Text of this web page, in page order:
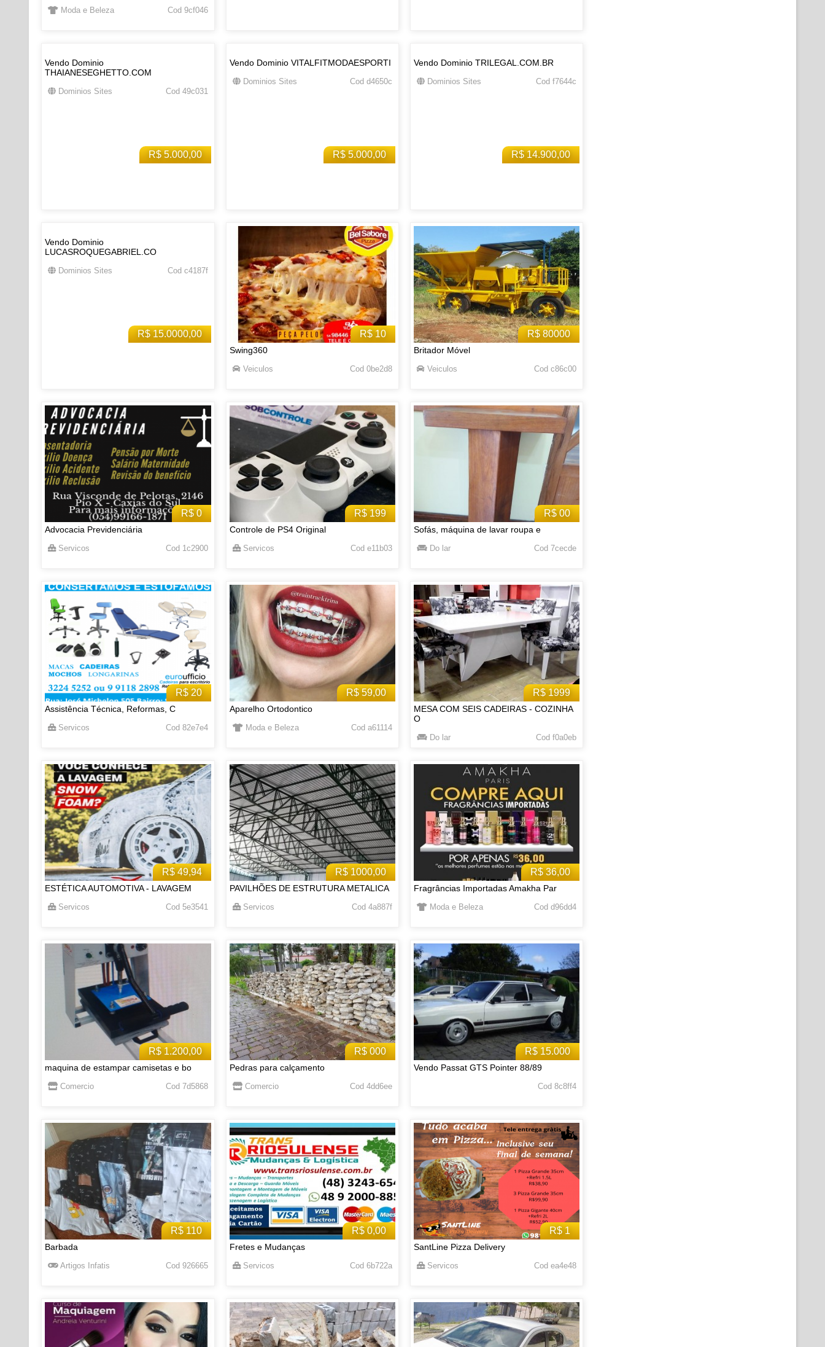
Moda e Beleza Cod 9cf046
R$ 5.000,00
Vendo Dominio
THAIANESEGHETTO.COM
Dominios Sites Cod 49c031
R$ 5.000,00
Vendo Dominio VITALFITMODAESPORTI
Dominios Sites Cod d4650c
R$ 14.900,00
Vendo Dominio TRILEGAL.COM.BR
Dominios Sites Cod f7644c
R$ 15.0000,00
Vendo Dominio
LUCASROQUEGABRIEL.CO
Dominios Sites Cod c4187f
R$ 10
Swing360
Veiculos Cod 0be2d8
R$ 80000
Britador Móvel
Veiculos Cod c86c00
R$ 0
Advocacia Previdenciária
Servicos Cod 1c2900
R$ 199
Controle de PS4 Original
Servicos Cod e11b03
R$ 00
Sofás, máquina de lavar roupa e
Do lar Cod 7cecde
R$ 20
Assistência Técnica, Reformas, C
Servicos Cod 82e7e4
R$ 59,00
Aparelho Ortodontico
Moda e Beleza Cod a61114
R$ 1999
MESA COM SEIS CADEIRAS - COZINHA
O
Do lar Cod f0a0eb
R$ 49,94
ESTÉTICA AUTOMOTIVA - LAVAGEM
Servicos Cod 5e3541
R$ 1000,00
PAVILHÕES DE ESTRUTURA METALICA
Servicos Cod 4a887f
R$ 36,00
Fragrâncias Importadas Amakha Par
Moda e Beleza Cod d96dd4
R$ 1.200,00
maquina de estampar camisetas e bo
Comercio Cod 7d5868
R$ 000
Pedras para calçamento
Comercio Cod 4dd6ee
R$ 15.000
Vendo Passat GTS Pointer 88/89
Cod 8c8ff4
R$ 110
Barbada
Artigos Infatis Cod 926665
R$ 0,00
Fretes e Mudanças
Servicos Cod 6b722a
R$ 1
SantLine Pizza Delivery
Servicos Cod ea4e48